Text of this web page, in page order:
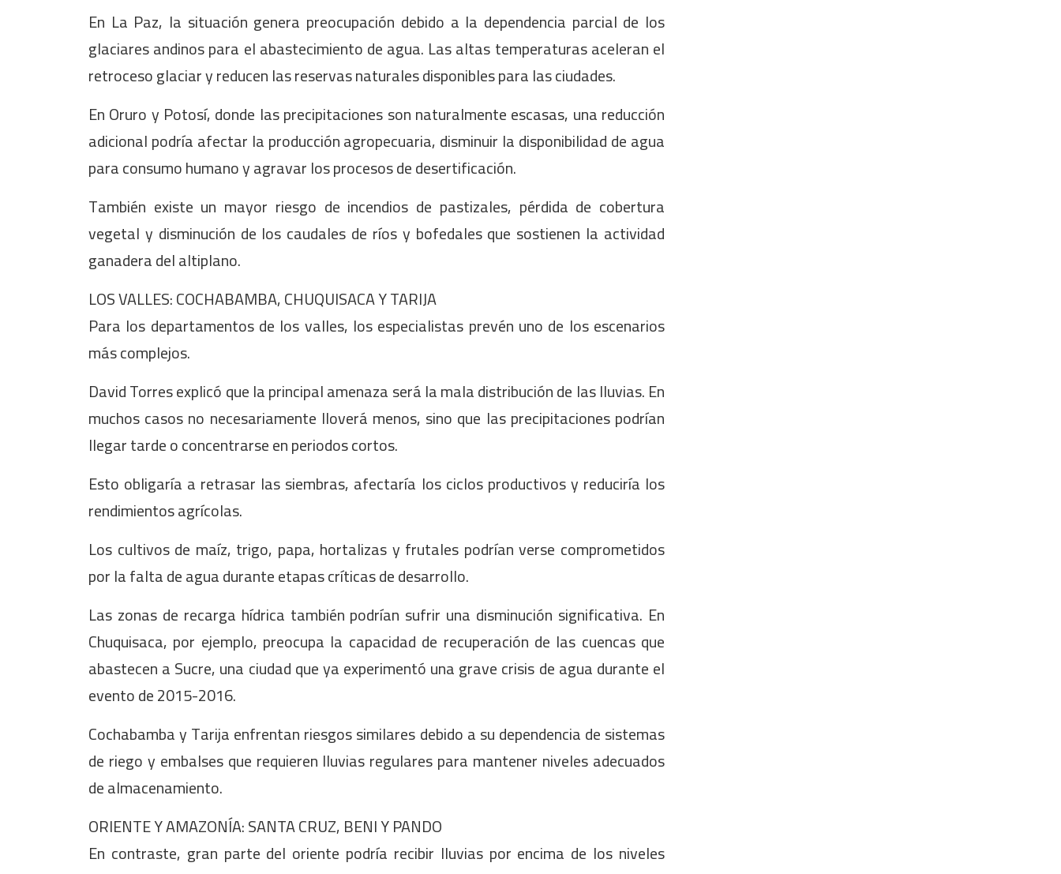
En La Paz, la situación genera preocupación debido a la dependencia parcial de los
glaciares andinos para el abastecimiento de agua. Las altas temperaturas aceleran el
retroceso glaciar y reducen las reservas naturales disponibles para las ciudades.
En Oruro y Potosí, donde las precipitaciones son naturalmente escasas, una reducción
adicional podría afectar la producción agropecuaria, disminuir la disponibilidad de agua
para consumo humano y agravar los procesos de desertificación.
También existe un mayor riesgo de incendios de pastizales, pérdida de cobertura
vegetal y disminución de los caudales de ríos y bofedales que sostienen la actividad
ganadera del altiplano.
LOS VALLES: COCHABAMBA, CHUQUISACA Y TARIJA
Para los departamentos de los valles, los especialistas prevén uno de los escenarios
más complejos.
David Torres explicó que la principal amenaza será la mala distribución de las lluvias. En
muchos casos no necesariamente lloverá menos, sino que las precipitaciones podrían
llegar tarde o concentrarse en periodos cortos.
Esto obligaría a retrasar las siembras, afectaría los ciclos productivos y reduciría los
rendimientos agrícolas.
Los cultivos de maíz, trigo, papa, hortalizas y frutales podrían verse comprometidos
por la falta de agua durante etapas críticas de desarrollo.
Las zonas de recarga hídrica también podrían sufrir una disminución significativa. En
Chuquisaca, por ejemplo, preocupa la capacidad de recuperación de las cuencas que
abastecen a Sucre, una ciudad que ya experimentó una grave crisis de agua durante el
evento de 2015-2016.
Cochabamba y Tarija enfrentan riesgos similares debido a su dependencia de sistemas
de riego y embalses que requieren lluvias regulares para mantener niveles adecuados
de almacenamiento.
ORIENTE Y AMAZONÍA: SANTA CRUZ, BENI Y PANDO
En contraste, gran parte del oriente podría recibir lluvias por encima de los niveles